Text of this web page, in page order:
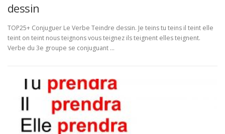
dessin
TOP25+ Conjuguer Le Verbe Teindre dessin. Je teins tu teins il teint elle
teint on teint nous teignons vous teignez ils teignent elles teignent.
Verbe du 3e groupe se conjuguant …